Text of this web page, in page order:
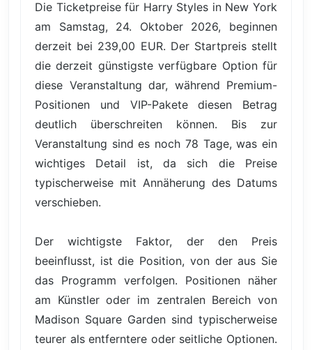
Die Ticketpreise für Harry Styles in New York
am Samstag, 24. Oktober 2026, beginnen
derzeit bei 239,00 EUR. Der Startpreis stellt
die derzeit günstigste verfügbare Option für
diese Veranstaltung dar, während Premium-
Positionen und VIP-Pakete diesen Betrag
deutlich überschreiten können. Bis zur
Veranstaltung sind es noch 78 Tage, was ein
wichtiges Detail ist, da sich die Preise
typischerweise mit Annäherung des Datums
verschieben.
Der wichtigste Faktor, der den Preis
beeinflusst, ist die Position, von der aus Sie
das Programm verfolgen. Positionen näher
am Künstler oder im zentralen Bereich von
Madison Square Garden sind typischerweise
teurer als entferntere oder seitliche Optionen.